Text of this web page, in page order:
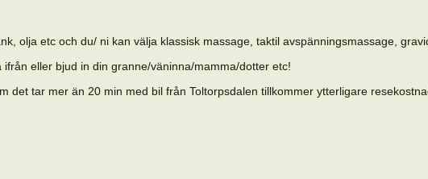
olja etc och du/ ni kan välja klassisk massage, taktil avspänningsmassage,
eller bjud in din granne/väninna/mamma/dotter etc!
tar mer än 20 min med bil från Toltorpsdalen tillkommer ytterligare